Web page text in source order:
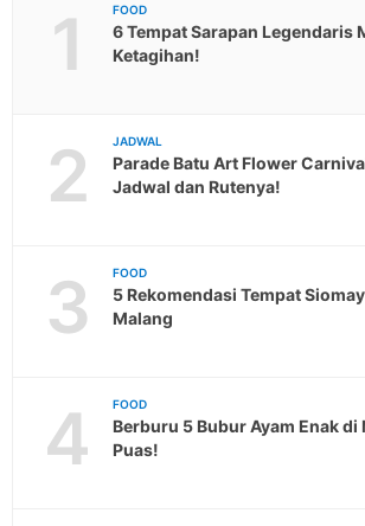
1 FOOD
6 Tempat Sarapan Legendaris
Ketagihan!
2 JADWAL
Parade Batu Art Flower
Jadwal dan Rutenya!
3 FOOD
5 Rekomendasi Tempat
Malang
4 FOOD
Berburu 5 Bubur Ayam Enak di
Puas!